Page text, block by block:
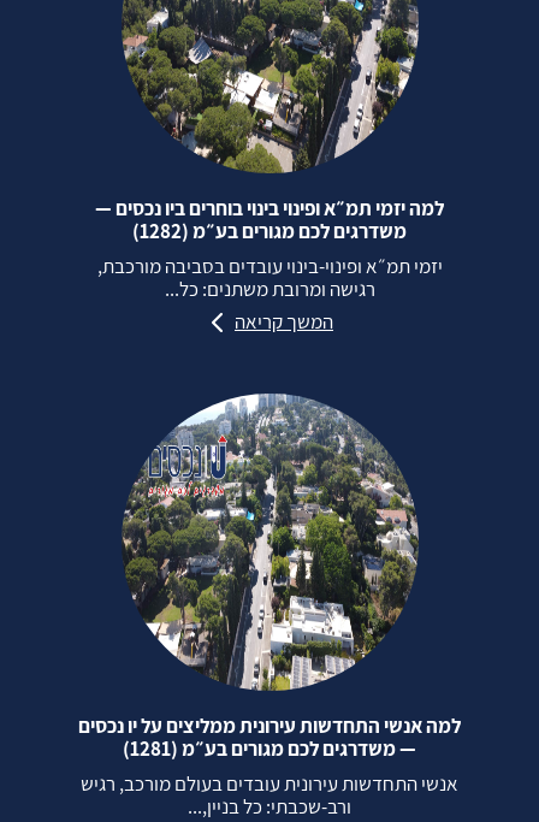
למה יזמי תמ״א ופינוי בינוי בוחרים ביו נכסים —
משדרגים לכם מגורים בע״מ (1282)
יזמי תמ״א ופינוי‑בינוי עובדים בסביבה מורכבת,
רגישה ומרובת משתנים: כל...
המשך קריאה
למה אנשי התחדשות עירונית ממליצים על יו נכסים
— משדרגים לכם מגורים בע״מ (1281)
אנשי התחדשות עירונית עובדים בעולם מורכב, רגיש
ורב‑שכבתי: כל בניין,...